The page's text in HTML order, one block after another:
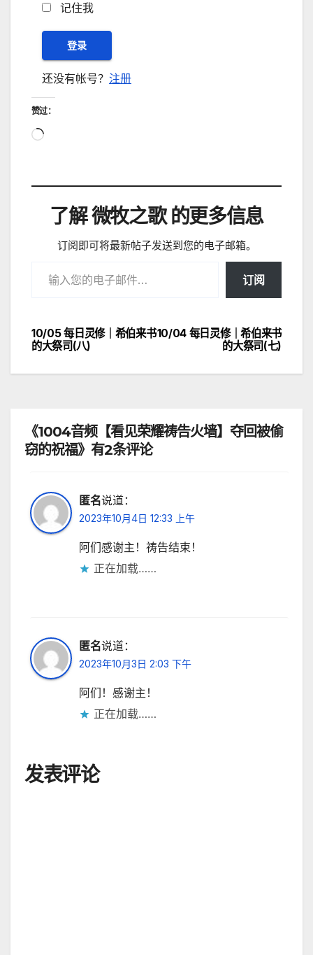
记住我
还没有帐号？ 注册
赞过：
正
载…
了解 微牧之歌 的更多信息
订阅即可将最新帖子发送到您的电子邮箱。
订阅
文
章
航
10/04 每日灵修｜希伯来书
的大祭司(七)
10/05 每日灵修｜希伯来书
的大祭司(八)
《1004音频【看见荣耀祷告火墙】夺回被偷
窃的祝福》有2条评论
匿名说道：
2023年10月4日 12:33 上午
阿们感谢主！祷告结束！
正在加载……
匿名说道：
2023年10月3日 2:03 下午
阿们！感谢主！
正在加载……
发表评论